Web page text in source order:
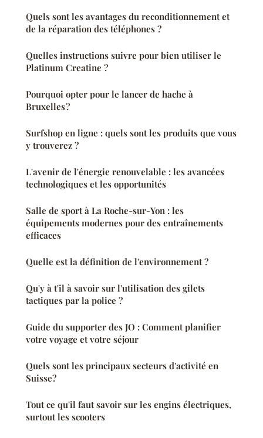
Quels sont les avantages du reconditionnement et
de la réparation des téléphones ?
Quelles instructions suivre pour bien utiliser le
Platinum Creatine ?
Pourquoi opter pour le lancer de hache à
Bruxelles ?
Surfshop en ligne : quels sont les produits que vous
y trouverez ?
L'avenir de l'énergie renouvelable : les avancées
technologiques et les opportunités
Salle de sport à La Roche-sur-Yon : les
équipements modernes pour des entraînements
efficaces
Quelle est la définition de l'environnement ?
Qu'y à t'il à savoir sur l'utilisation des gilets
tactiques par la police ?
Guide du supporter des JO : Comment planifier
votre voyage et votre séjour
Quels sont les principaux secteurs d'activité en
Suisse?
Tout ce qu'il faut savoir sur les engins électriques,
surtout les scooters